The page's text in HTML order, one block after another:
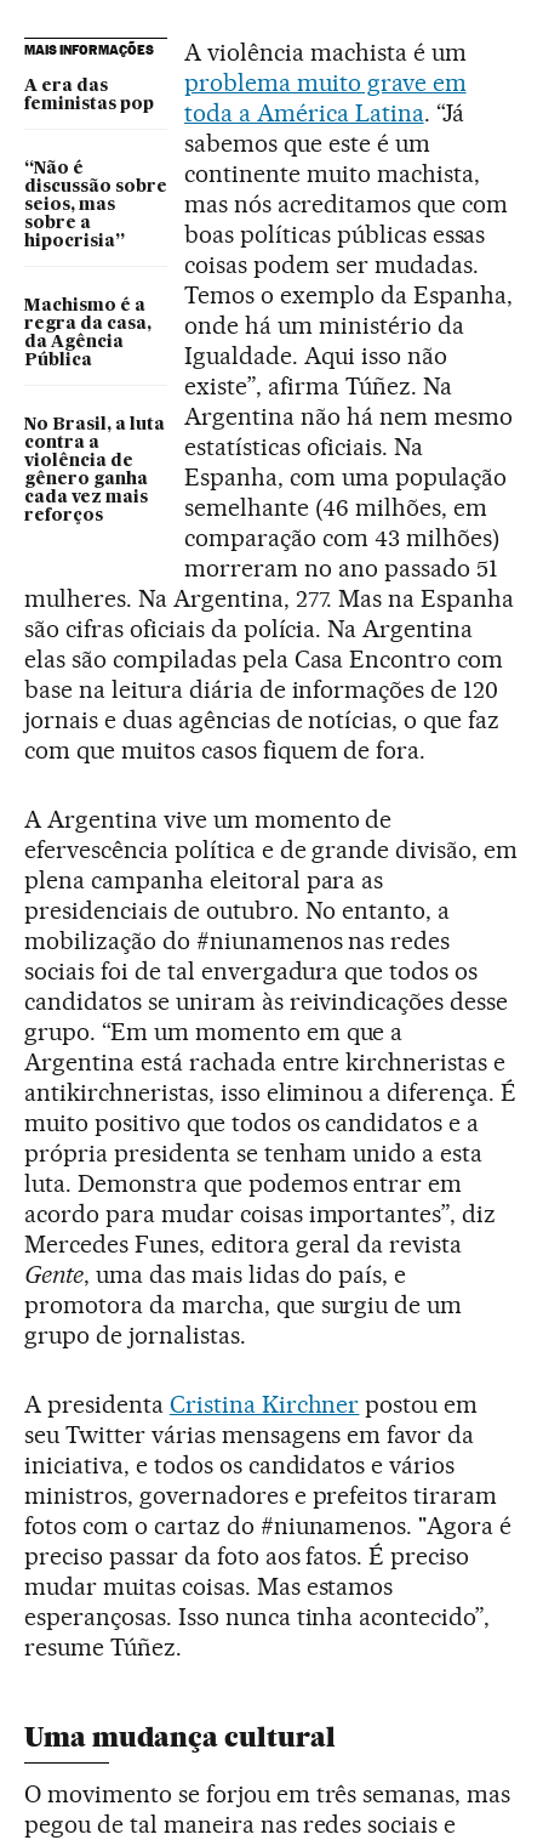
MAIS INFORMAÇÕES
A era das
feministas pop
“Não é
discussão sobre
seios, mas
sobre a
hipocrisia”
Machismo é a
regra da casa,
da Agência
Pública
No Brasil, a luta
contra a
violência de
gênero ganha
cada vez mais
reforços
A violência machista é um
problema muito grave em
toda a América Latina. “Já
sabemos que este é um
continente muito machista,
mas nós acreditamos que com
boas políticas públicas essas
coisas podem ser mudadas.
Temos o exemplo da Espanha,
onde há um ministério da
Igualdade. Aqui isso não
existe”, afirma Túñez. Na
Argentina não há nem mesmo
estatísticas oficiais. Na
Espanha, com uma população
semelhante (46 milhões, em
comparação com 43 milhões)
morreram no ano passado 51
mulheres. Na Argentina, 277. Mas na Espanha
são cifras oficiais da polícia. Na Argentina
elas são compiladas pela Casa Encontro com
base na leitura diária de informações de 120
jornais e duas agências de notícias, o que faz
com que muitos casos fiquem de fora.
A Argentina vive um momento de
efervescência política e de grande divisão, em
plena campanha eleitoral para as
presidenciais de outubro. No entanto, a
mobilização do #niunamenos nas redes
sociais foi de tal envergadura que todos os
candidatos se uniram às reivindicações desse
grupo. “Em um momento em que a
Argentina está rachada entre kirchneristas e
antikirchneristas, isso eliminou a diferença. É
muito positivo que todos os candidatos e a
própria presidenta se tenham unido a esta
luta. Demonstra que podemos entrar em
acordo para mudar coisas importantes”, diz
Mercedes Funes, editora geral da revista
Gente, uma das mais lidas do país, e
promotora da marcha, que surgiu de um
grupo de jornalistas.
A presidenta Cristina Kirchner postou em
seu Twitter várias mensagens em favor da
iniciativa, e todos os candidatos e vários
ministros, governadores e prefeitos tiraram
fotos com o cartaz do #niunamenos. "Agora é
preciso passar da foto aos fatos. É preciso
mudar muitas coisas. Mas estamos
esperançosas. Isso nunca tinha acontecido”,
resume Túñez.
Uma mudança cultural
O movimento se forjou em três semanas, mas
pegou de tal maneira nas redes sociais e